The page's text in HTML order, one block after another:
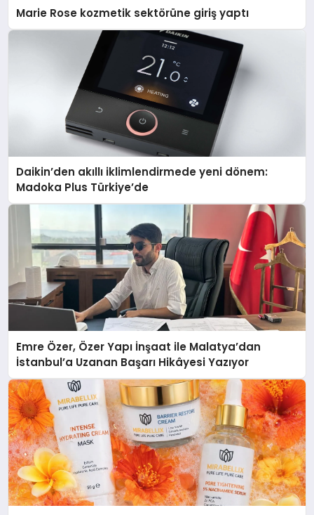
Marie Rose kozmetik sektörüne giriş yaptı
Daikin’den akıllı iklimlendirmede yeni dönem:
Madoka Plus Türkiye’de
Emre Özer, Özer Yapı İnşaat ile Malatya’dan
İstanbul’a Uzanan Başarı Hikâyesi Yazıyor